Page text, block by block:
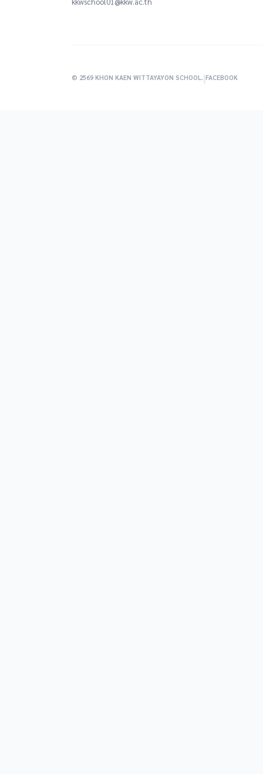
© 2569 KHON KAEN WITTAYAYON SCHOOL.|FACEBOOK